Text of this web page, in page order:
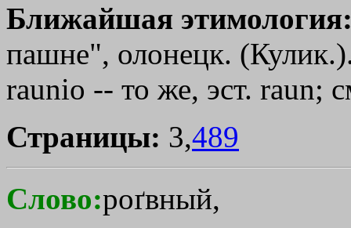
Ближайшая
пашне", олонецк.
raunio -- то же, эст. raun;
Страницы: 3,489
Слово:роґвный,